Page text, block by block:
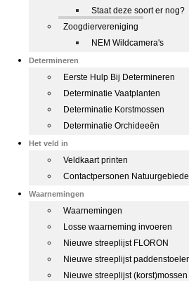
Staat deze soort er nog?
Zoogdiervereniging
NEM Wildcamera's
Determineren
Eerste Hulp Bij Determineren
Determinatie Vaatplanten
Determinatie Korstmossen
Determinatie Orchideeën
Het veld in
Veldkaart printen
Contactpersonen
Waarnemingen
Waarnemingen
Losse waarneming invoeren
Nieuwe streeplijst FLORON
Nieuwe streeplijst
Nieuwe streeplijst (korst)mossen